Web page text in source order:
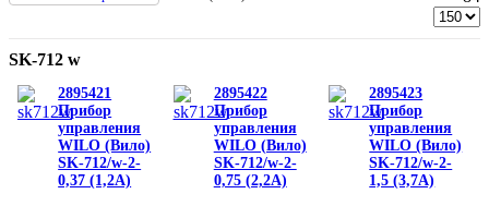
SK-712 w
2895421
Прибор
управления
WILO (Вило)
SK-712/w-2-
0,37 (1,2A)
2895422
Прибор
управления
WILO (Вило)
SK-712/w-2-
0,75 (2,2A)
2895423
Прибор
управления
WILO (Вило)
SK-712/w-2-
1,5 (3,7A)